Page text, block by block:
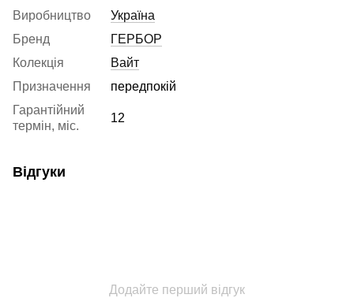
Виробництво
Україна
Бренд
ГЕРБОР
Колекція
Вайт
Призначення
передпокій
Гарантійний
термін, міс.
12
Відгуки
Додайте перший відгук